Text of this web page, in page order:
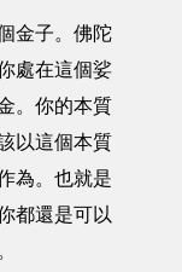
金子。佛陀
處在這個娑
。你的本質
以這個本質
為。也就是
都還是可以